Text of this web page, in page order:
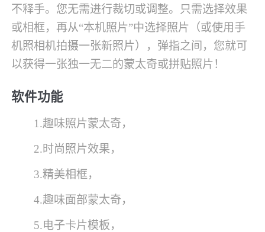
不释手。您无需进行裁切或调整。只需选择效果
或相框，再从“本机照片”中选择照片（或使用手
机照相机拍摄一张新照片），弹指之间，您就可
以获得一张独一无二的蒙太奇或拼贴照片！
软件功能
1.趣味照片蒙太奇，
2.时尚照片效果，
3.精美相框，
4.趣味面部蒙太奇，
5.电子卡片模板，